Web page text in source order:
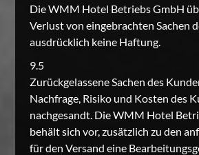
Die WMM Hotel Betriebs GmbH
Verlust von eingebrachten Sachen
ausdrücklich keine Haftung.
9.5
Zurückgelassene Sachen des
Nachfrage, Risiko und Kosten des
nachgesandt. Die WMM Hotel
behält sich vor, zusätzlich zu den
für den Versand eine